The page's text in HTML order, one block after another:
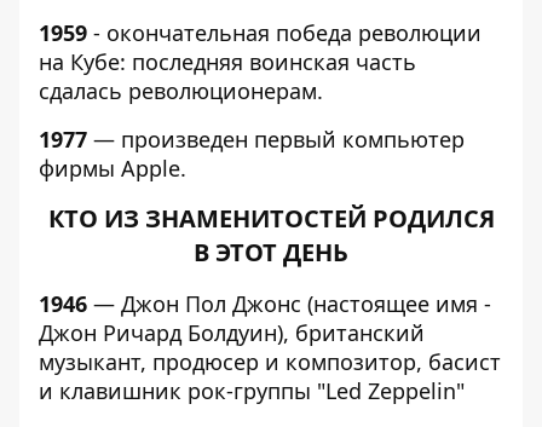
1959 - окончательная победа революции
на Кубе: последняя воинская часть
сдалась революционерам.
1977 — произведен первый компьютер
фирмы Apple.
КТО ИЗ ЗНАМЕНИТОСТЕЙ РОДИЛСЯ
В ЭТОТ ДЕНЬ
1946 — Джон Пол Джонс (настоящее имя -
Джон Ричард Болдуин), британский
музыкант, продюсер и композитор, басист
и клавишник рок-группы "Led Zeppelin"